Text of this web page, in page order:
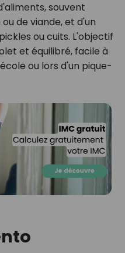
souvent
de viande, et d'un
ou cuits. L'objectif
et équilibré, facile à
ou lors d'un pique-